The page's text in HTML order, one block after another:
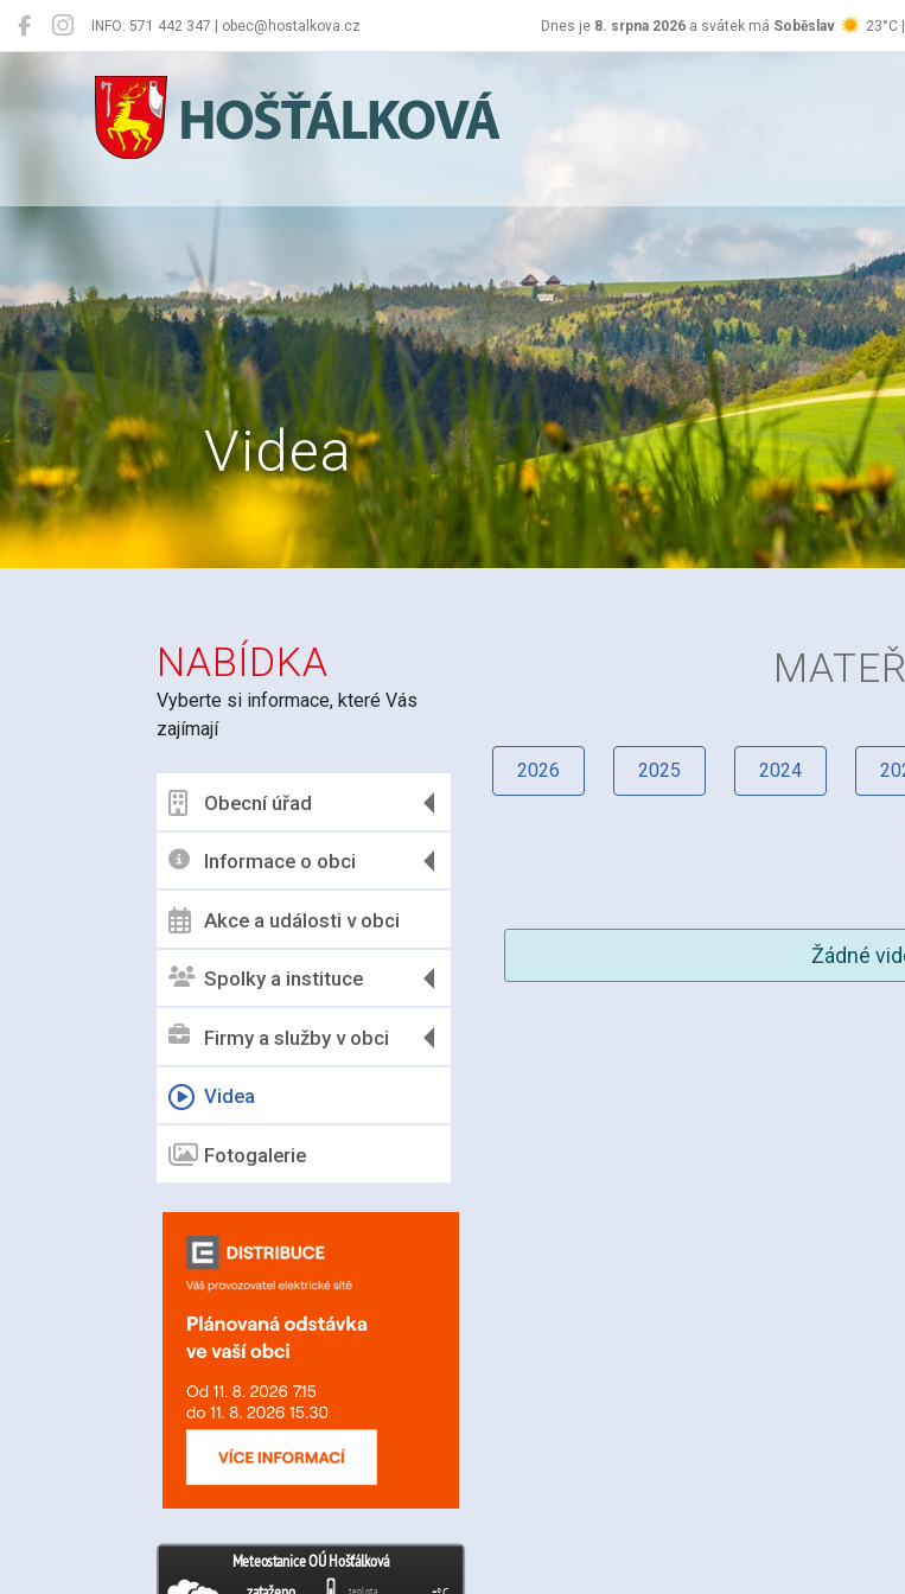
INFO: 571 442 347 | obec@hostalkova.cz Dnes je 8. srpna 2026 a svátek má Soběslav 23°C
Hošťálková
Videa
NABÍDKA
Vyberte si informace, které Vás
zajímají
Obecní úřad
Informace o obci
Akce a události v obci
Spolky a instituce
Firmy a služby v obci
Videa
Fotogalerie
2026 2025 2024
Žádné